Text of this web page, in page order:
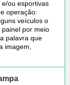
ou esportivas
operação:
veículos o
por meio
palavra que
imagem,